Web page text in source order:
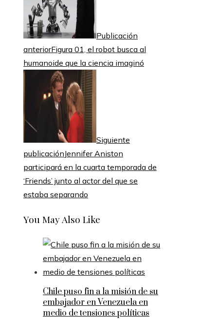
Publicación
anteriorFigura 01, el robot busca al
humanoide que la ciencia imaginó
Siguiente
publicaciónJennifer Aniston
participará en la cuarta temporada de
‘Friends’ junto al actor del que se
estaba separando
You May Also Like
Chile puso fin a la misión de su
embajador en Venezuela en
medio de tensiones políticas